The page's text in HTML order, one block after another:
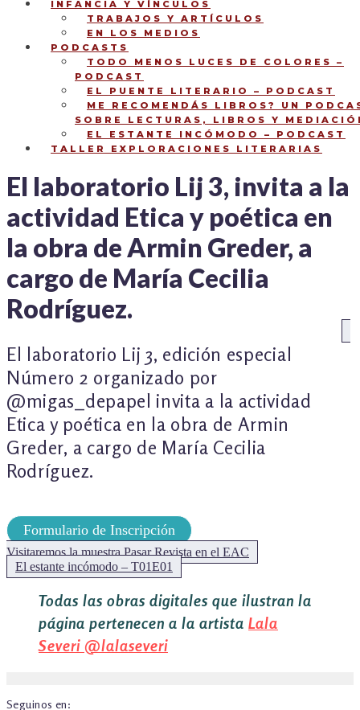
INFANCIA Y VÍNCULOS
TRABAJOS Y ARTÍCULOS
EN LOS MEDIOS
PODCASTS
TODO MENOS LUCES DE COLORES –
PODCAST
EL PUENTE LITERARIO – PODCAST
ME RECOMENDÁS LIBROS? UN
SOBRE LECTURAS, LIBROS Y
EL ESTANTE INCÓMODO – PODCAST
TALLER EXPLORACIONES LITERARIAS
El laboratorio Lij 3, invita a la
actividad Etica y poética en
la obra de Armin Greder, a
cargo de María Cecilia
Rodríguez.
El laboratorio Lij 3, edición especial
Número 2 organizado por
@migas_depapel invita a la actividad
Etica y poética en la obra de Armin
Greder, a cargo de María Cecilia
Rodríguez.
Formulario de Inscripción
DE
ENTRADAS
Visitaremos la muestra Pasar Revista en el EAC
Siguiente:
El estante incómodo – T01E01
Todas las obras digitales que ilustran la
página pertenecen a la artista Lala
Severi @lalaseveri
Seguinos en: